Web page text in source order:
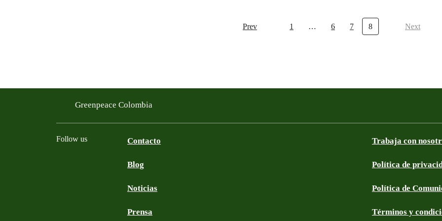
Prev 1 … 6 7 8 Next
Greenpeace Colombia
Follow us Contacto
Blog
Noticias
Prensa
Trabaja con
Política de
Política de
Términos y